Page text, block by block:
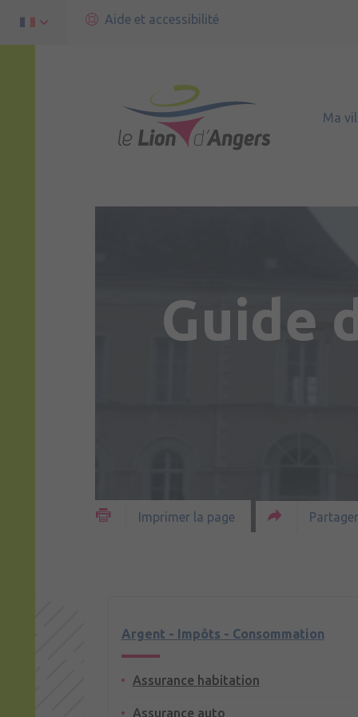
Aide et accessibilité
Ma
Guide
Imprimer la page
Argent - Impôts - Consommation
Assurance habitation
Assurance auto